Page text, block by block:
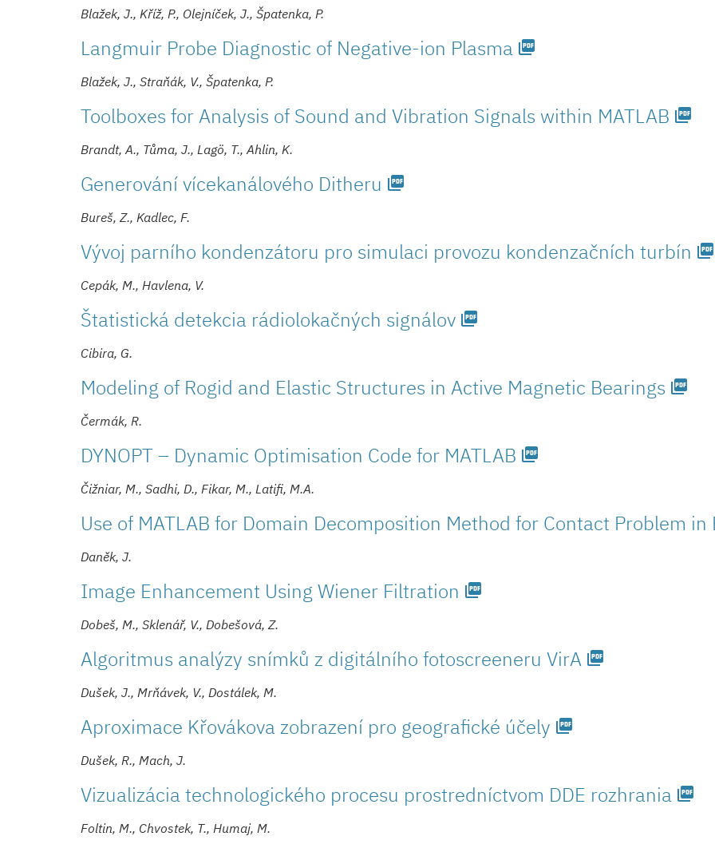
Blažek, J., Kříž, P., Olejníček, J., Špatenka, P.
Langmuir Probe Diagnostic of Negative-ion Plasma picture_as_pdf
Blažek, J., Straňák, V., Špatenka, P.
Toolboxes for Analysis of Sound and Vibration Signals within MATLAB picture_as_pdf
Brandt, A., Tůma, J., Lagö, T., Ahlin, K.
Generování vícekanálového Ditheru picture_as_pdf
Bureš, Z., Kadlec, F.
Vývoj parního kondenzátoru pro simulaci provozu kondenzačních tur­bín picture_as_pdf
Cepák, M., Havlena, V.
Štatistická detekcia rádiolokačných signálov picture_as_pdf
Cibira, G.
Modeling of Rogid and Elastic Structures in Active Magnetic Bearings picture_as_pdf
Čermák, R.
DYNOPT – Dynamic Optimisation Code for MATLAB picture_as_pdf
Čižniar, M., Sadhi, D., Fikar, M., Latifi, M.A.
Use of MATLAB for Domain Decomposition Method for Contact Problem in
Daněk, J.
Image Enhancement Using Wiener Filtration picture_as_pdf
Dobeš, M., Sklenář, V., Dobešová, Z.
Algoritmus analýzy snímků z digitálního fotoscreeneru VirA picture_as_pdf
Dušek, J., Mrňávek, V., Dostálek, M.
Aproximace Křovákova zobrazení pro geografické účely picture_as_pdf
Dušek, R., Mach, J.
Vizualizácia technologického procesu prostredníctvom DDE rozhrania picture_as_pdf
Foltin, M., Chvostek, T., Humaj, M.